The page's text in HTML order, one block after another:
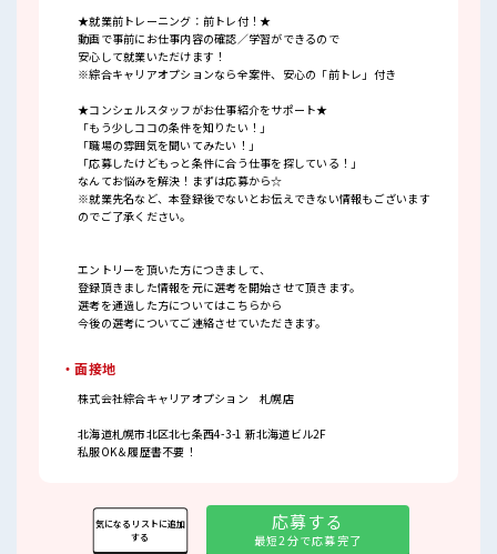
★就業前トレーニング：前トレ付！★
動画で事前にお仕事内容の確認／学習ができるので
安心して就業いただけます！
※綜合キャリアオプションなら全案件、安心の「前トレ」付き
★コンシェルスタッフがお仕事紹介をサポート★
「もう少しココの条件を知りたい！」
「職場の雰囲気を聞いてみたい！」
「応募したけどもっと条件に合う仕事を探している！」
なんてお悩みを解決！まずは応募から☆
※就業先名など、本登録後でないとお伝えできない情報もございます
のでご了承ください。
エントリーを頂いた方につきまして、
登録頂きました情報を元に選考を開始させて頂きます。
選考を通過した方についてはこちらから
今後の選考についてご連絡させていただきます。
・面接地
株式会社綜合キャリアオプション 札幌店
北海道札幌市北区北七条西4-3-1 新北海道ビル2F
私服OK＆履歴書不要！
応募する
最短2分で応募完了
気になるリストに追加
する